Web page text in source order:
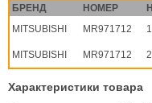
БРЕНД НОМЕР
MITSUBISHI
MR971712
MITSUBISHI MR971712
Характеристики товара